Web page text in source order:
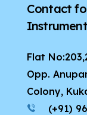
Contact
Flat
Opp.
Colony,
(+91)